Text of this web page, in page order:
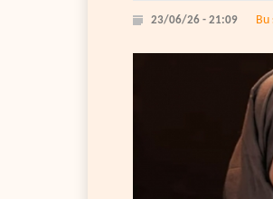
23/06/26 - 21:09 Bu